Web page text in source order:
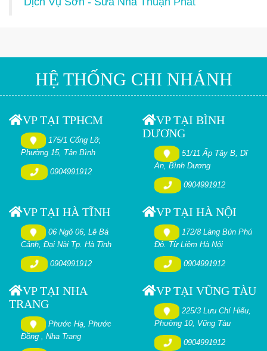
HỆ THỐNG CHI NHÁNH
VP TẠI TPHCM
175/1 Cống Lỡ,
Phường 15, Tân Bình
0904991912
VP TẠI BÌNH
DƯƠNG
51/11 Ấp Tây B, Dĩ
An, Bình Dương
0904991912
VP TẠI HÀ TĨNH
06 Ngõ 06, Lê Bá
Cảnh, Đại Nài Tp. Hà Tĩnh
0904991912
VP TẠI HÀ NỘI
172/8 Làng Bún Phú
Đô. Từ Liêm Hà Nội
0904991912
VP TẠI NHA
TRANG
Phước Hạ, Phước
Đồng , Nha Trang
VP TẠI VŨNG TÀU
225/3 Lưu Chí Hiếu,
Phường 10, Vũng Tàu
0904991912